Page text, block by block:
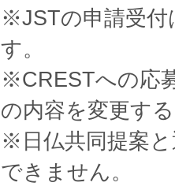
※JSTの申請受付
す。
※CRESTへの応
の内容を変更す
※日仏共同提案
できません。